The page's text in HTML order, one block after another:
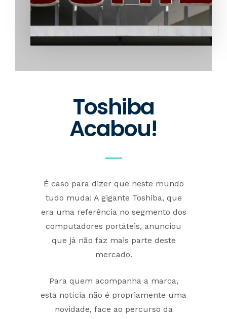
Toshiba
Acabou!
É caso para dizer que neste mundo
tudo muda! A gigante Toshiba, que
era uma referência no segmento dos
computadores portáteis, anunciou
que já não faz mais parte deste
mercado.
Para quem acompanha a marca,
esta notícia não é propriamente uma
novidade, face ao percurso da